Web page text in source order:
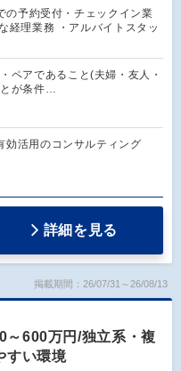
の予約受付・チェックイン業
経理業務 ・アルバイトスタッ
ペアであること(夫婦・友人・
が条件…
効活用のコンサルティング
詳細を見る
掲載期間：26/07/31～26/08/13
～600万円/独立系・複
すい環境